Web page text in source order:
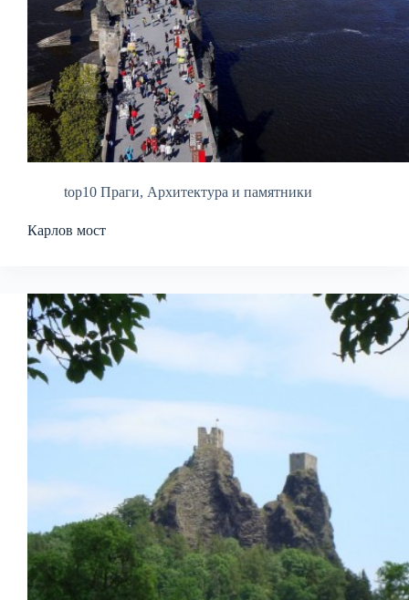
top10 Праги, Архитектура и памятники
Карлов мост